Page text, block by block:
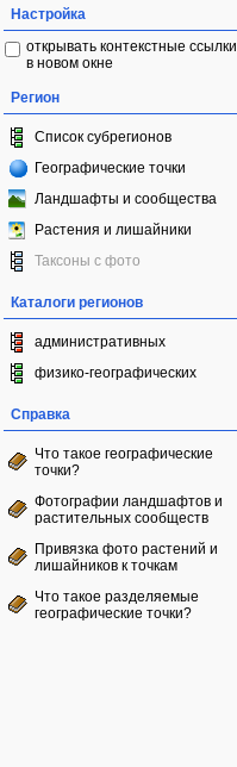
Настройка
открывать контекстные ссылки
в новом окне
Регион
Список субрегионов
Географические точки
Ландшафты и сообщества
Растения и лишайники
Таксоны с фото
Каталоги регионов
административных
физико-географических
Справка
Что такое географические
точки?
Фотографии ландшафтов и
растительных сообществ
Привязка фото растений и
лишайников к точкам
Что такое разделяемые
географические точки?